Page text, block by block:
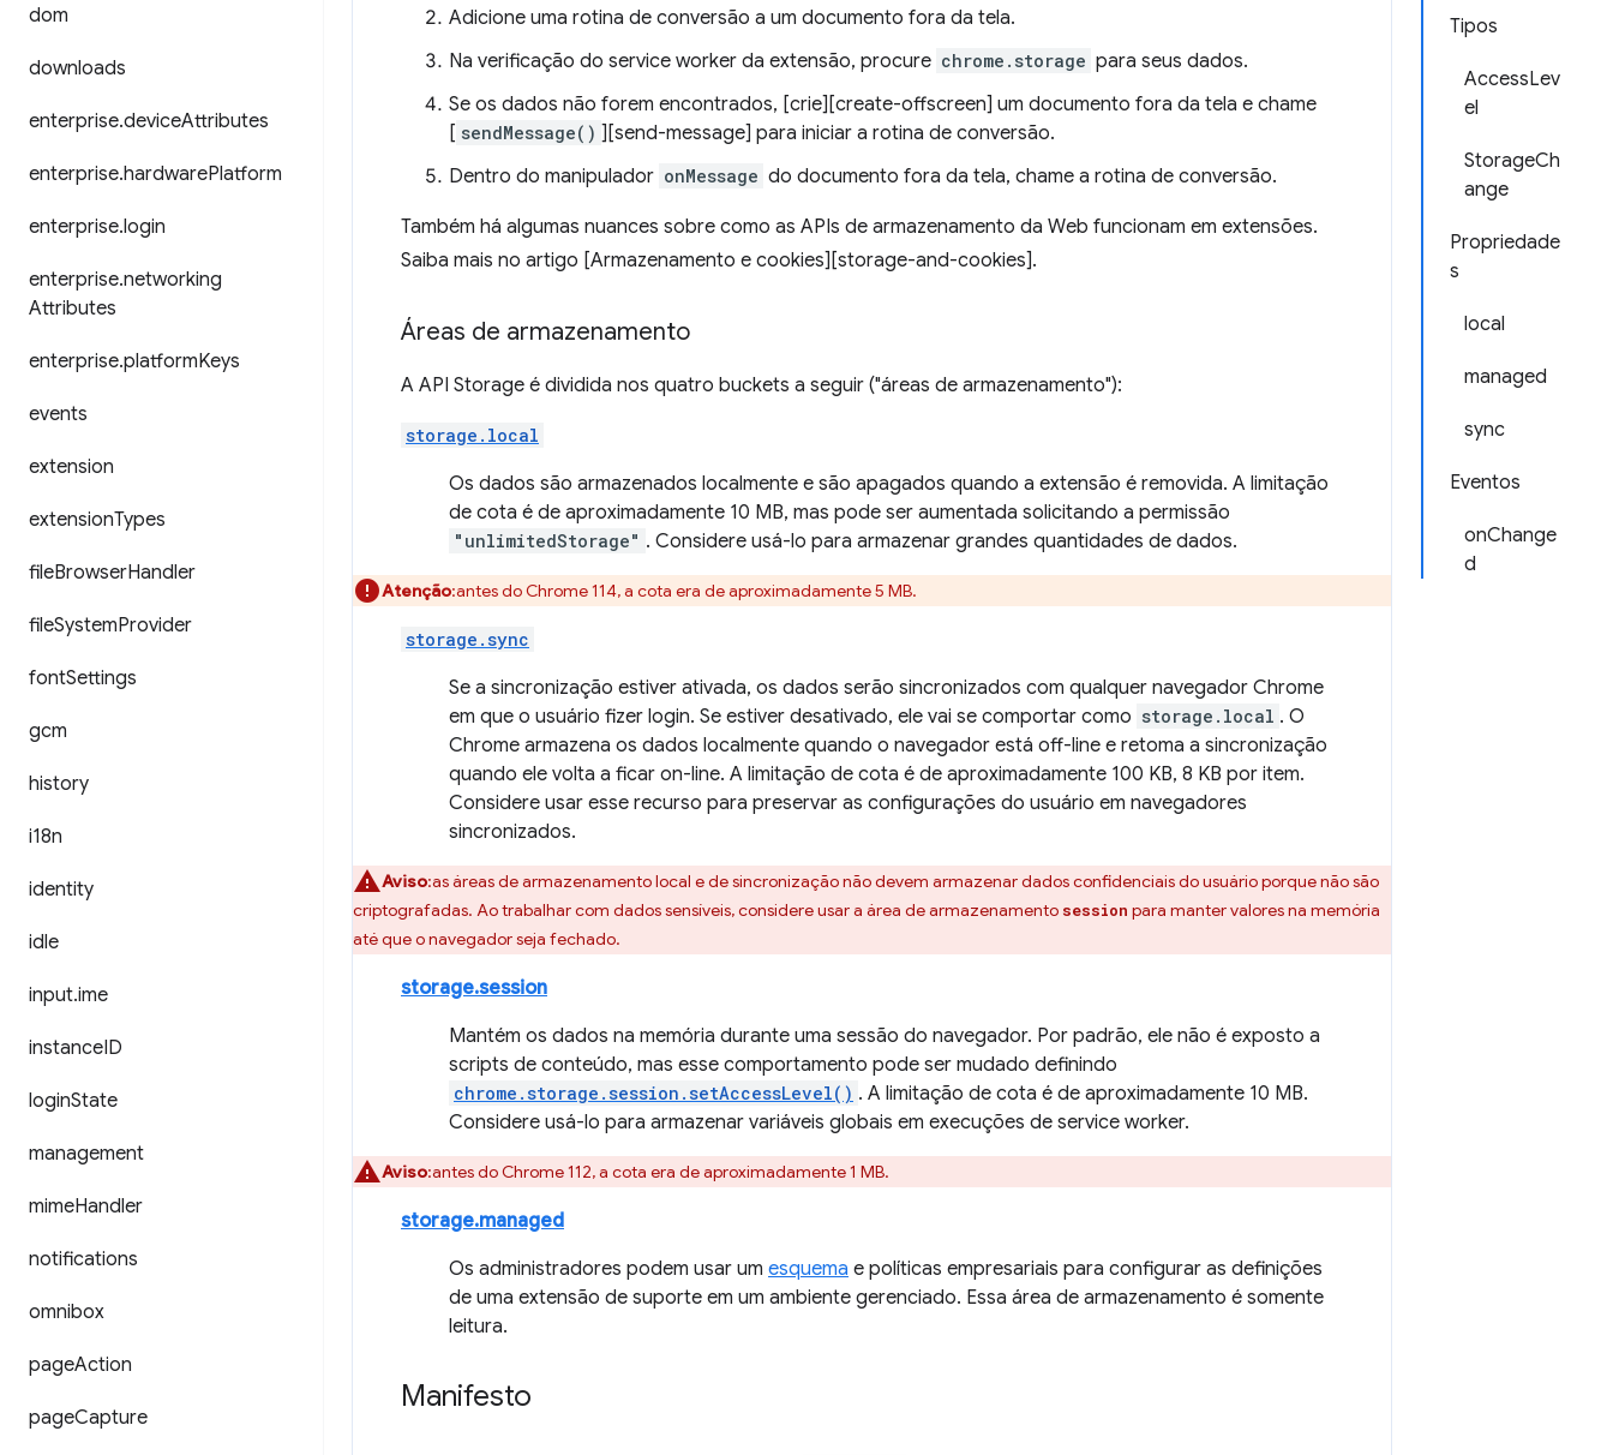
dom
downloads
enterprise.deviceAttributes
enterprise.hardwarePlatform
enterprise.login
enterprise.networking
Attributes
enterprise.platformKeys
events
extension
extensionTypes
fileBrowserHandler
fileSystemProvider
fontSettings
gcm
history
i18n
identity
idle
input.ime
instanceID
loginState
management
mimeHandler
notifications
omnibox
pageAction
pageCapture
Tipos
AccessLev
el
StorageCh
ange
Propriedade
s
local
managed
sync
Eventos
onChange
d
Adicione uma rotina de conversão a um documento fora da tela.
Na verificação do service worker da extensão, procure chrome.storage para seus dados.
Se os dados não forem encontrados, [crie][create-offscreen] um documento fora da tela e chame
[ sendMessage() ][send-message] para iniciar a rotina de conversão.
Dentro do manipulador onMessage do documento fora da tela, chame a rotina de conversão.
Também há algumas nuances sobre como as APIs de armazenamento da Web funcionam em extensões.
Saiba mais no artigo [Armazenamento e cookies][storage-and-cookies].
Áreas de armazenamento
A API Storage é dividida nos quatro buckets a seguir ("áreas de armazenamento"):
storage.local
Os dados são armazenados localmente e são apagados quando a extensão é removida. A limitação
de cota é de aproximadamente 10 MB, mas pode ser aumentada solicitando a permissão
"unlimitedStorage" . Considere usá-lo para armazenar grandes quantidades de dados.
Atenção:antes do Chrome 114, a cota era de aproximadamente 5 MB.
storage.sync
Se a sincronização estiver ativada, os dados serão sincronizados com qualquer navegador Chrome
em que o usuário fizer login. Se estiver desativado, ele vai se comportar como storage.local . O
Chrome armazena os dados localmente quando o navegador está off-line e retoma a sincronização
quando ele volta a ficar on-line. A limitação de cota é de aproximadamente 100 KB, 8 KB por item.
Considere usar esse recurso para preservar as configurações do usuário em navegadores
sincronizados.
Aviso:as áreas de armazenamento local e de sincronização não devem armazenar dados confidenciais do usuário porque não são
criptografadas. Ao trabalhar com dados sensíveis, considere usar a área de armazenamento session para manter valores na memória
até que o navegador seja fechado.
storage.session
Mantém os dados na memória durante uma sessão do navegador. Por padrão, ele não é exposto a
scripts de conteúdo, mas esse comportamento pode ser mudado definindo
chrome.storage.session.setAccessLevel() . A limitação de cota é de aproximadamente 10 MB.
Considere usá-lo para armazenar variáveis globais em execuções de service worker.
Aviso:antes do Chrome 112, a cota era de aproximadamente 1 MB.
storage.managed
Os administradores podem usar um esquema e políticas empresariais para configurar as definições
de uma extensão de suporte em um ambiente gerenciado. Essa área de armazenamento é somente
leitura.
Manifesto